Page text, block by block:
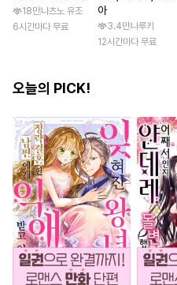
18만나츠노 유조
6시간마다 무료
아
3.4만나루키
12시간마다 무료
오늘의 PICK!